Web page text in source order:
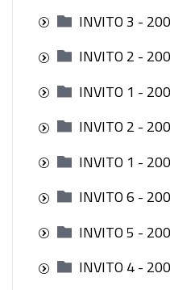
INVITO 3 -
INVITO 2 -
INVITO 1 -
INVITO 2 -
INVITO 1 -
INVITO 6 -
INVITO 5 -
INVITO 4 -